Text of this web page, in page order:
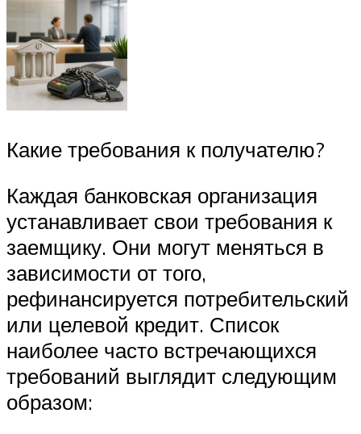
Какие требования к получателю?
Каждая банковская организация
устанавливает свои требования к
заемщику. Они могут меняться в
зависимости от того,
рефинансируется потребительский
или целевой кредит. Список
наиболее часто встречающихся
требований выглядит следующим
образом: